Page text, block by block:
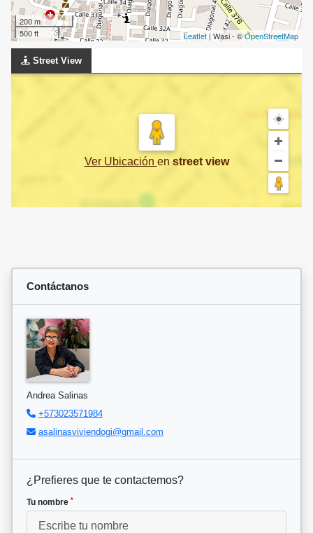
200 m
500 ft
Leaflet | Wasi - ©OpenStreetMap
Street View
Ver Ubicación en street view
Contáctanos
Andrea Salinas
+573023571984
asalinasviviendogi@gmail.com
¿Prefieres que te contactemos?
Tu nombre *